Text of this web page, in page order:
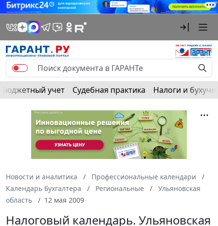
Бюджетный учет Судебная практика Налоги и
Новости и аналитика
Профессиональные календари
Календарь бухгалтера
Региональные
Ульяновская
область
12 мая 2009
Налоговый календарь. Ульяновская